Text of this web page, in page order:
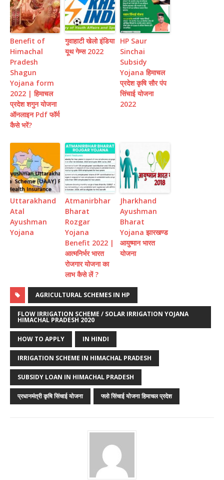
Benefit of
Himachal
Pradesh
Shagun
Yojana form
2022 | हिमाचल
प्रदेश शगुन योजना
ऑनलाइन Pdf फॉर्म
कैसे भरें?
गुवाहाटी खेलो इंडिया
यूथ गेम्स 2022
HP Saur
Sinchai
Subsidy
Yojana हिमाचल
प्रदेश कृषि सौर पंप
सिंचाई योजना
2022
Uttarakhand
Atal
Ayushman
Yojana
Atmanirbhar
Bharat
Rozgar
Yojana
Benefit 2022 |
आत्मनिर्भर भारत
रोजगार योजना का
लाभ कैसे लें ?
Jharkhand
Ayushman
Bharat
Yojana झारखण्ड
आयुष्मान भारत
योजना
AGRICULTURAL SCHEMES IN HP
FLOW IRRIGATION SCHEME / SOLAR IRRIGATION YOJANA
HIMACHAL PRADESH 2020
HOW TO APPLY IN HINDI
IRRIGATION SCHEME IN HIMACHAL PRADESH
SUBSIDY LOAN IN HIMACHAL PRADESH
प्रधानमंत्री कृषि सिंचाई योजना फ्लो सिंचाई योजना हिमाचल प्रदेश